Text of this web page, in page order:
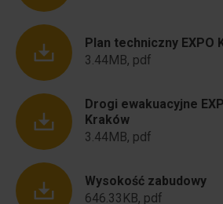
Plan techniczny EXPO
3.44MB, pdf
Drogi ewakuacyjne
Kraków
3.44MB, pdf
Wysokość zabudowy
646.33KB, pdf